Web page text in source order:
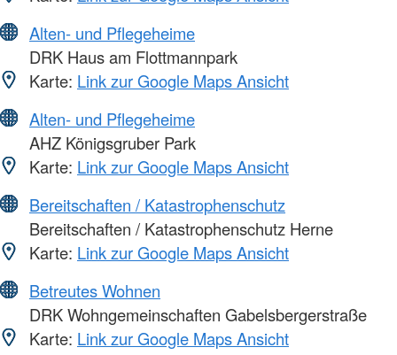
Alten- und Pflegeheime
DRK Haus am Flottmannpark
Karte: Link zur Google Maps Ansicht
Alten- und Pflegeheime
AHZ Königsgruber Park
Karte: Link zur Google Maps Ansicht
Bereitschaften / Katastrophenschutz
Bereitschaften / Katastrophenschutz Herne
Karte: Link zur Google Maps Ansicht
Betreutes Wohnen
DRK Wohngemeinschaften Gabelsbergerstraße
Karte: Link zur Google Maps Ansicht